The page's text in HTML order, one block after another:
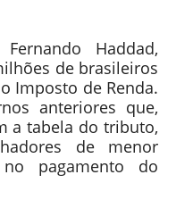
Haddad,
de brasileiros
Imposto de Renda.
anteriores que,
a tabela do tributo,
de menor
pagamento do